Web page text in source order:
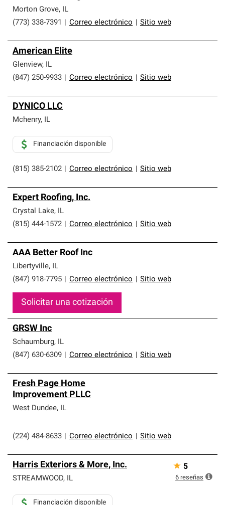
Morton Grove, IL
(773) 338-7391
Correo electrónico Sitio web
American Elite
Glenview, IL
(847) 250-9933
Correo electrónico Sitio web
DYNICO LLC
Mchenry, IL
(815) 385-2102 Correo electrónico Sitio web
Financiación disponible
Expert Roofing, Inc.
Crystal Lake, IL
(815) 444-1572
Correo electrónico Sitio web
AAA Better Roof Inc
Libertyville, IL
(847) 918-7795
Correo electrónico Sitio web
Solicitar una cotización
GRSW Inc
Schaumburg, IL
(847) 630-6309
Correo electrónico Sitio web
Fresh Page Home
Improvement PLLC
West Dundee, IL
(224) 484-8633 Correo electrónico Sitio web
Harris Exteriors & More, Inc.
STREAMWOOD, IL
Financiación disponible
★ 5
6 reseñas